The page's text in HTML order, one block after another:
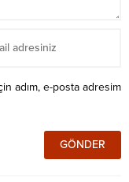
adım, e-posta adresim